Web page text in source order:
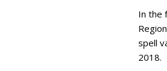
In the
spell
2018.